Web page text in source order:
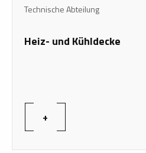
Technische Abteilung
Heiz- und Kühldecke
+